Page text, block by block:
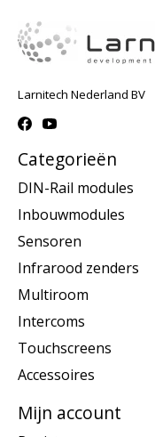
Larnitech Nederland BV
Categorieën
DIN-Rail modules
Inbouwmodules
Sensoren
Infrarood zenders
Multiroom
Intercoms
Touchscreens
Accessoires
Mijn account